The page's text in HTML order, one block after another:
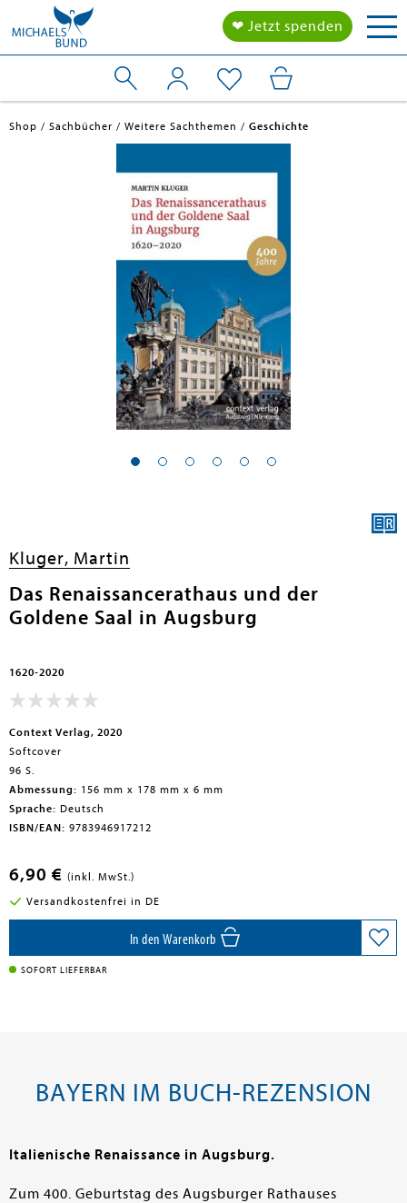
❤ Jetzt spenden
Shop Sachbücher Weitere Sachthemen Geschichte
Kluger, Martin
Das Renaissancerathaus und der
Goldene Saal in Augsburg
1620-2020
Context Verlag, 2020
Softcover
96 S.
Abmessung: 156 mm x 178 mm x 6 mm
Sprache: Deutsch
ISBN/EAN: 9783946917212
6,90 € (inkl. MwSt.)
Versandkostenfrei in DE
In den Warenkorb
SOFORT LIEFERBAR
BAYERN IM BUCH-REZENSION
Italienische Renaissance in Augsburg.
Zum 400. Geburtstag des Augsburger Rathauses